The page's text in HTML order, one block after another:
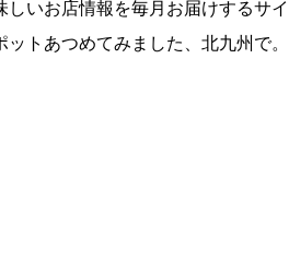
しいお店情報を毎月お届けするサイ
ット あつめてみました、 北九州 で。